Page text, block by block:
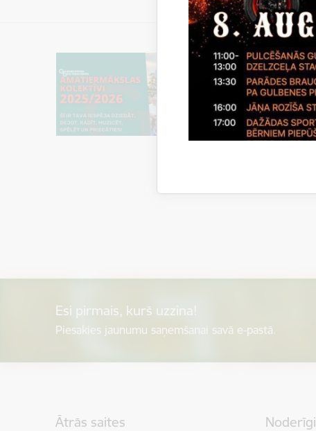
Esi pirmais, kurš uzzina!
Piesakies jaunumu saņemšanai savā e-pastā.
Ātrās saites Noderīgi